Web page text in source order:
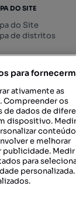
DO SITE
do Site
de distritos
DE
para
ativamente as
os
de dados de
dispositivo.
e melhorar
publicidade. Medir
para
personalizada.